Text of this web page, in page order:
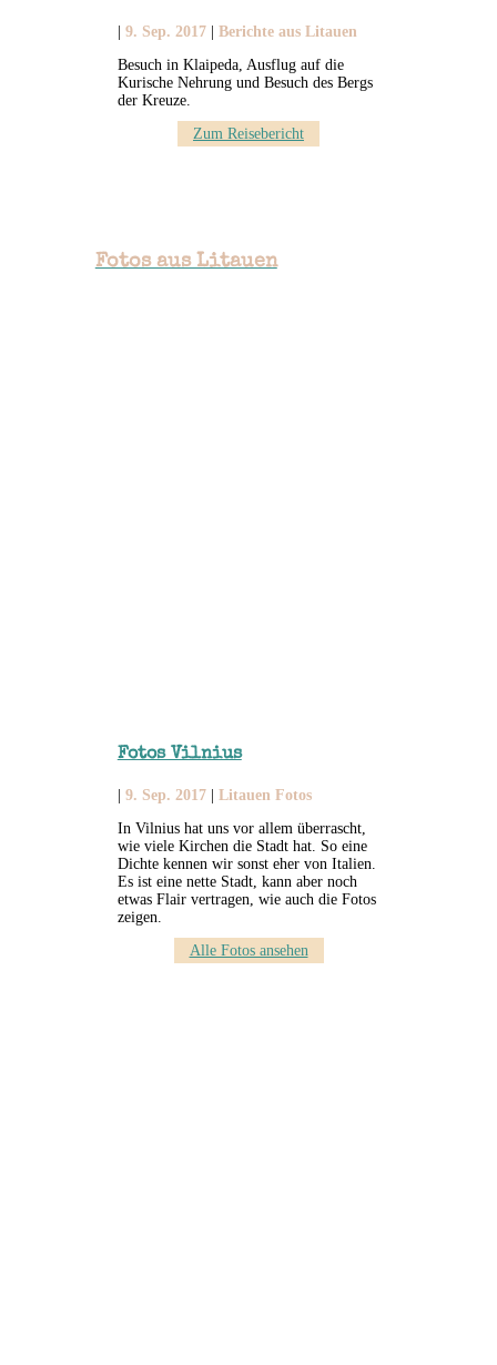
| 9. Sep. 2017 | Berichte aus Litauen
Besuch in Klaipeda, Ausflug auf die
Kurische Nehrung und Besuch des Bergs
der Kreuze.
Zum Reisebericht
Fotos aus Litauen
Fotos Vilnius
9. Sep. 2017
Litauen Fotos
In Vilnius hat uns vor allem überrascht,
wie viele Kirchen die Stadt hat. So eine
Dichte kennen wir sonst eher von Italien.
Es ist eine nette Stadt, kann aber noch
etwas Flair vertragen, wie auch die Fotos
zeigen.
Alle Fotos ansehen